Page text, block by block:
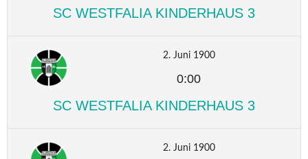
SC WESTFALIA KINDERHAUS 3
2. Juni 1900
0:00
SC WESTFALIA KINDERHAUS 3
2. Juni 1900